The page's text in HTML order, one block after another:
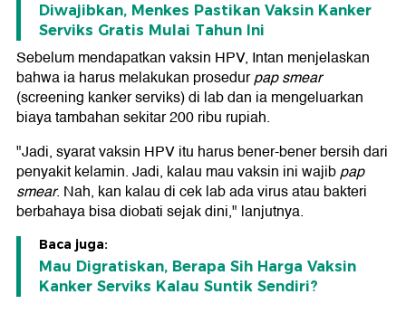
Diwajibkan, Menkes Pastikan Vaksin Kanker
Serviks Gratis Mulai Tahun Ini
Sebelum mendapatkan vaksin HPV, Intan menjelaskan
bahwa ia harus melakukan prosedurpap smear
(screening kanker serviks) di lab dan ia mengeluarkan
biaya tambahan sekitar 200 ribu rupiah.
"Jadi, syarat vaksin HPV itu harus bener-bener bersih dari
penyakit kelamin. Jadi, kalau mau vaksin ini wajibpap
smear. Nah, kan kalau di cek lab ada virus atau bakteri
berbahaya bisa diobati sejak dini," lanjutnya.
Baca juga:
Mau Digratiskan, Berapa Sih Harga Vaksin
Kanker Serviks Kalau Suntik Sendiri?